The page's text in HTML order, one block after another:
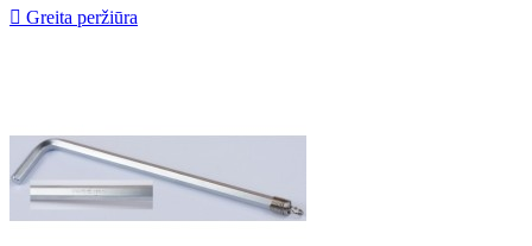
 Greita peržiūra